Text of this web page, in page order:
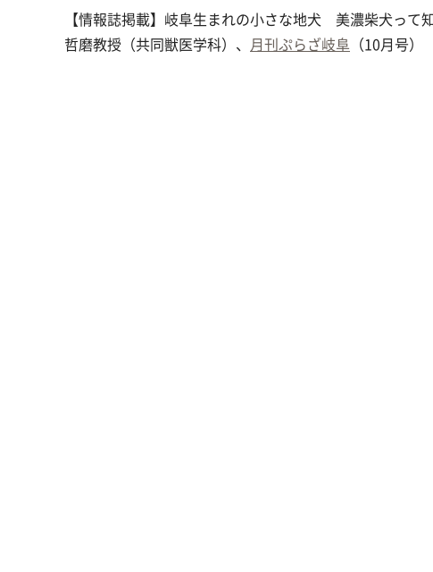
【情報誌掲載】岐阜生まれの小さな地犬 美濃柴犬っ
哲磨教授（共同獣医学科）、 月刊ぷらざ岐阜 （10月号）